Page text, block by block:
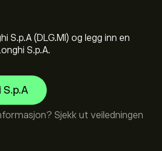
S.p.A (DLG.MI) og legg inn en
S.p.A.
S.p.A
Sjekk ut veiledningen